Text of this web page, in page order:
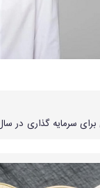
سرمایه گذاری در سال